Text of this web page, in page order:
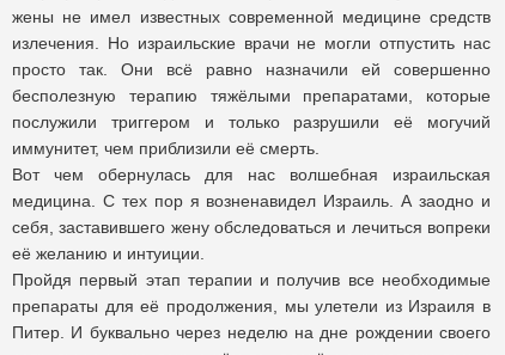
жены не имел известных современной медицине средств
излечения. Но израильские врачи не могли отпустить нас
просто так. Они всё равно назначили ей совершенно
бесполезную терапию тяжёлыми препаратами, которые
послужили триггером и только разрушили её могучий
иммунитет, чем приблизили её смерть.
Вот чем обернулась для нас волшебная израильская
медицина. С тех пор я возненавидел Израиль. А заодно и
себя, заставившего жену обследоваться и лечиться вопреки
её желанию и интуиции.
Пройдя первый этап терапии и получив все необходимые
препараты для её продолжения, мы улетели из Израиля в
Питер. И буквально через неделю на дне рождении своего